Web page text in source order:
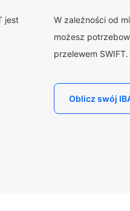
jest
W zależności od
możesz
przelewem SWIFT.
Oblicz swój